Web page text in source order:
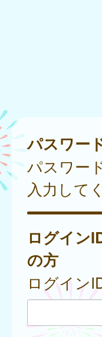
パスワー
パスワー
入力して
ログイン
の方
ログイン